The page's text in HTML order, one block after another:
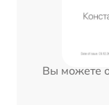
Вы можете